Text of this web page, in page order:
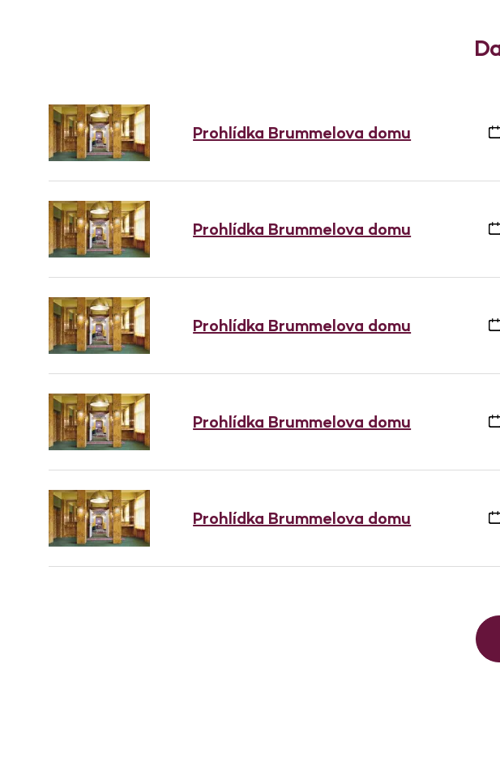
Prohlídka Brummelova domu
Prohlídka Brummelova domu
Prohlídka Brummelova domu
Prohlídka Brummelova domu
Prohlídka Brummelova domu